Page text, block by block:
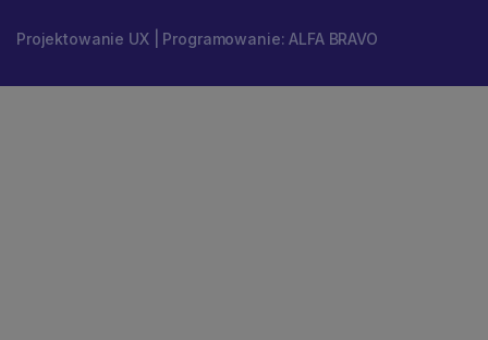
Projektowanie UX | Programowanie: ALFA BRAVO